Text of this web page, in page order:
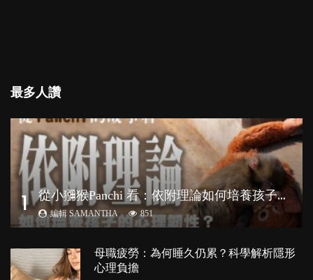
最多人讚
1 從
小獼猴Panchi 看：依附理論如何培養孩子心理韌性？
編輯 SAMANTHA 851
母職疲勞：為何睡久仍累？科學解析隱形
心理負擔